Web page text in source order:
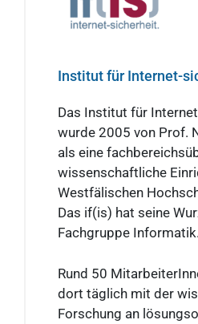
Institut für Internet-
Das Institut für
wurde 2005 von Prof.
als eine
wissenschaftliche
Westfälischen
Das if(is) hat seine
Fachgruppe Informatik.
Rund 50
dort täglich mit der
Forschung an